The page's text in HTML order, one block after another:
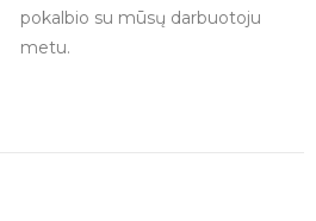
pokalbio su mūsų darbuotoju
metu.